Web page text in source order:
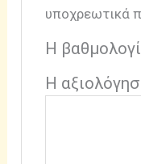
υποχρεωτικά
Η
Η